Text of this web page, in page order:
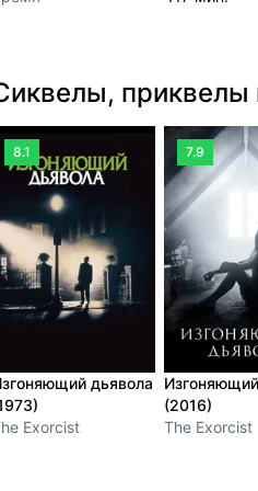
приквелы
8.1
дьявола
Exorcist
7.9
(2016)
The Exorcist